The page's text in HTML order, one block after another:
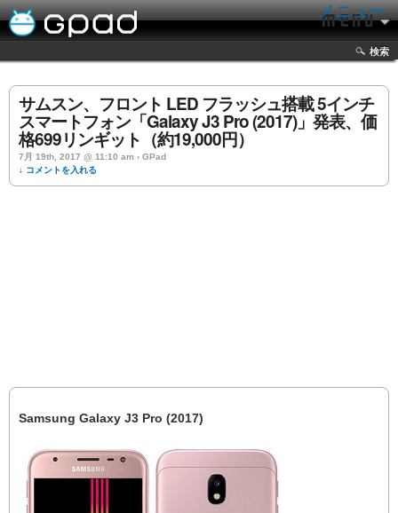
メニュー
検索
サムスン、フロント LED フラッシュ搭載 5インチ
スマートフォン「Galaxy J3 Pro (2017)」発表、価
格699リンギット（約19,000円）
7月 19th, 2017 @ 11:10 am › GPad
↓ コメントを入れる
Samsung Galaxy J3 Pro (2017)